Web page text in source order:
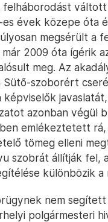
es évek közepe óta
megsérült a
már 2009 óta ígérik
meg. Az
Sütő-szoborért
képviselők
azonban végül
emlékeztetett
tömeg elleni
szobrát állítják fel,
különbözik
nem
polgármesteri